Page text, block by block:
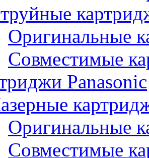
Оригинальные
Совместимые
Panasonic
Оригинальные
Совместимые